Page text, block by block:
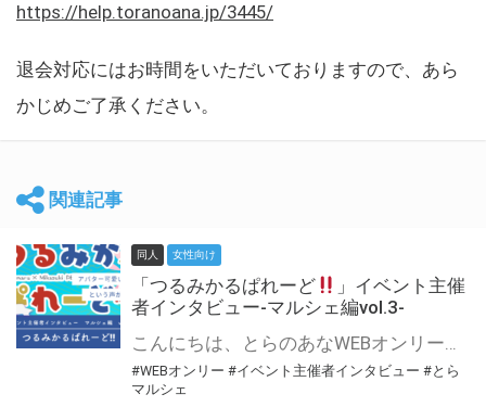
https://help.toranoana.jp/3445/
退会対応にはお時間をいただいておりますので、あら
かじめご了承ください。
関連記事
同人 女性向け
「つるみかるぱれーど
」イベント主催
者インタビュー-マルシェ編vol.3-
こんにちは、とらのあなWEBオンリー運営スタッフです。 新たにお届けする、イベント主催者インタビュー-マルシェ編-は、 とらのあなWEBオンリー「マルシェ」をご利用した主催様に 「マルシェ」を使って開催した感想や心がけをお聞きする企画です。 今回は、WEBオンリー初開催「つるみかるぱれーど
#WEBオンリー #イベント主催者インタビュー #とら
マルシェ